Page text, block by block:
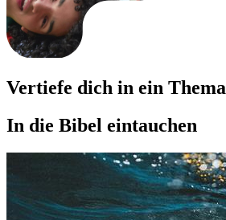
Vertiefe dich in ein Thema
In die Bibel eintauchen